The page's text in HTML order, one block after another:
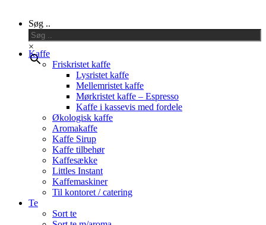
Søg ..
×
Kaffe
Friskristet kaffe
Lysristet kaffe
Mellemristet kaffe
Mørkristet kaffe – Espresso
Kaffe i kassevis med fordele
Økologisk kaffe
Aromakaffe
Kaffe Sirup
Kaffe tilbehør
Kaffesække
Littles Instant
Kaffemaskiner
Til kontoret / catering
Te
Sort te